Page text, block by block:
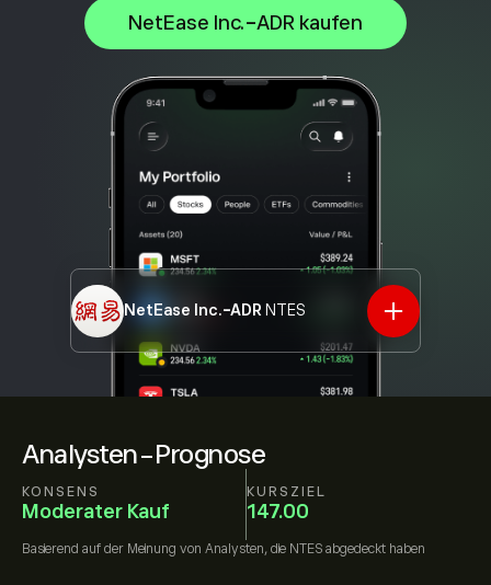
Analysten-Prognose
KONSENS
Moderater Kauf
KURSZIEL
147.00
Basierend auf der Meinung von Analysten, die NTES abgedeckt haben
NetEase Inc.-ADR kaufen
NetEase Inc.-ADR NTES